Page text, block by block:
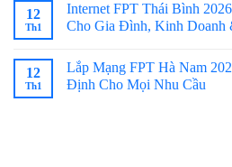
12
Th1
Internet FPT Thái Bình
Cho Gia Đình, Kinh
12
Th1
Lắp Mạng FPT Hà Nam
Định Cho Mọi Nhu Cầu